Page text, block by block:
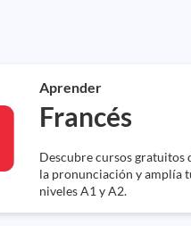
Aprender
Francés
Descubre cursos gratuitos
la pronunciación y amplía
niveles A1 y A2.